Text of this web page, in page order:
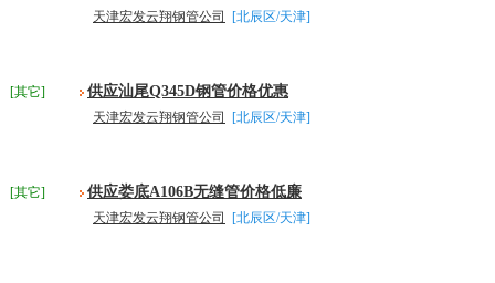
天津宏发云翔钢管公司 [北辰区/天津]
[其它] 供应汕尾Q345D钢管价格优惠
天津宏发云翔钢管公司 [北辰区/天津]
[其它] 供应娄底A106B无缝管价格低廉
天津宏发云翔钢管公司 [北辰区/天津]